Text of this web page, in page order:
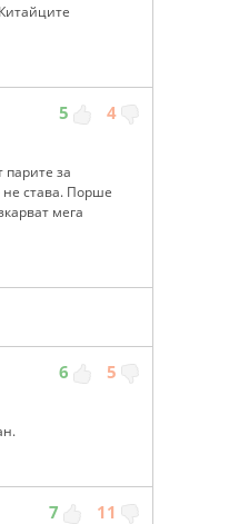
5 4
парите за
не става. Порше
мега
6 5
7 11